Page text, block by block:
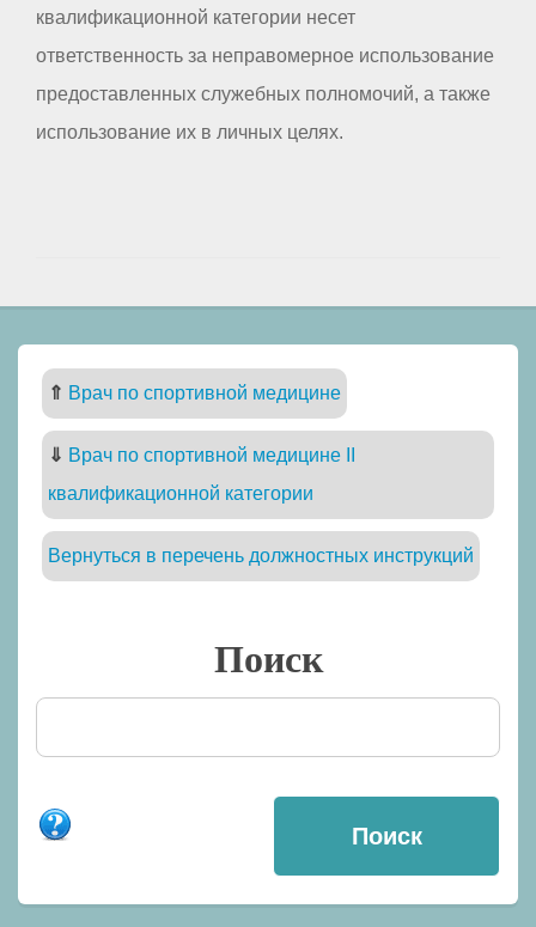
квалификационной категории несет
ответственность за неправомерное использование
предоставленных служебных полномочий, а также
использование их в личных целях.
⇑ Врач по спортивной медицине
⇓ Врач по спортивной медицине II
квалификационной категории
Вернуться в перечень должностных инструкций
Поиск